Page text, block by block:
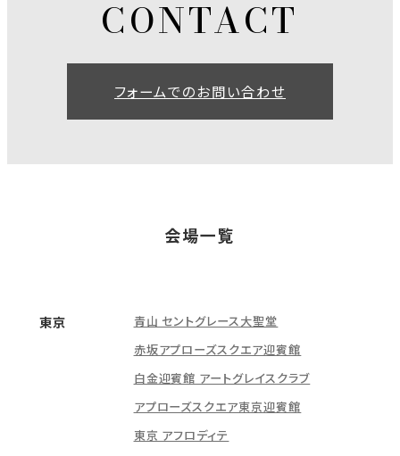
フォームでのお問い合わせ
会場一覧
東京
青山 セントグレース大聖堂
赤坂アプローズスクエア迎賓館
白金迎賓館 アートグレイスクラブ
アプローズスクエア東京迎賓館
東京 アフロディテ